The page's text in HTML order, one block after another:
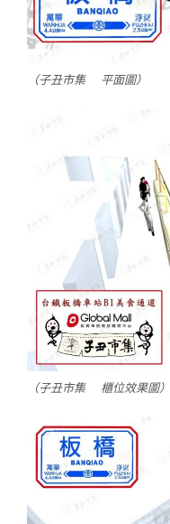
（子丑市集 平面圖）
（子丑市集 櫃位效果圖）